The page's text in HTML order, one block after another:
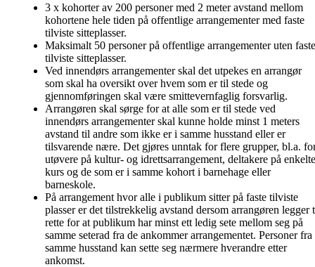
3 x kohorter av 200 personer med 2 meter avstand mellom
kohortene hele tiden på offentlige arrangementer med faste
tilviste sitteplasser.
Maksimalt 50 personer på offentlige arrangementer uten faste
tilviste sitteplasser.
Ved innendørs arrangementer skal det utpekes en arrangør
som skal ha oversikt over hvem som er til stede og
gjennomføringen skal være smittevernfaglig forsvarlig.
Arrangøren skal sørge for at alle som er til stede ved
innendørs arrangementer skal kunne holde minst 1 meters
avstand til andre som ikke er i samme husstand eller er
tilsvarende nære. Det gjøres unntak for flere grupper, bl.a.
utøvere på kultur- og idrettsarrangement, deltakere på enkelte
kurs og de som er i samme kohort i barnehage eller
barneskole.
På arrangement hvor alle i publikum sitter på faste tilviste
plasser er det tilstrekkelig avstand dersom arrangøren legger
rette for at publikum har minst ett ledig sete mellom seg på
samme seterad fra de ankommer arrangementet. Personer fra
samme husstand kan sette seg nærmere hverandre etter
ankomst.